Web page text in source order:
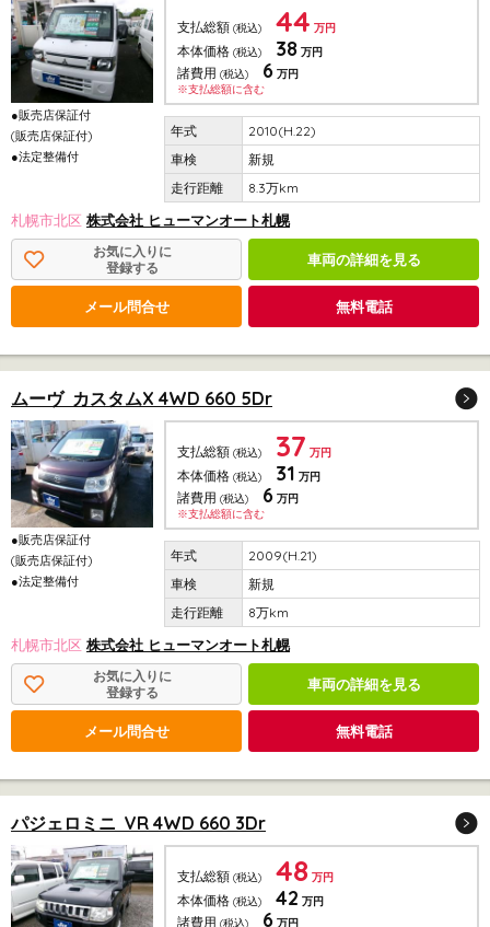
●販売店保証付
(販売店保証付)
●法定整備付
支払総額 (税込) 44 万円
本体価格 (税込) 38 万円
諸費用 (税込) 6 万円
※支払総額に含む
2010(H.22)
新規
8.3万km
札幌市北区 株式会社 ヒューマンオート札幌
お気に入りに
登録する
車両の詳細を見る
メール問合せ 無料電話
ムーヴ カスタムX 4WD 660 5Dr
●販売店保証付
(販売店保証付)
●法定整備付
支払総額 (税込) 37 万円
本体価格 (税込) 31 万円
諸費用 (税込) 6 万円
※支払総額に含む
2009(H.21)
新規
8万km
札幌市北区 株式会社 ヒューマンオート札幌
お気に入りに
登録する
車両の詳細を見る
メール問合せ 無料電話
パジェロミニ VR 4WD 660 3Dr
支払総額 (税込) 48 万円
本体価格 (税込) 42 万円
諸費用 (税込) 6 万円